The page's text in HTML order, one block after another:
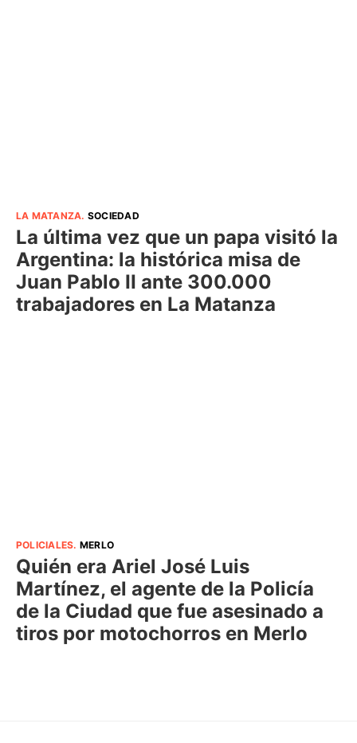
LA MATANZA. SOCIEDAD
La última vez que un papa visitó la
Argentina: la histórica misa de
Juan Pablo II ante 300.000
trabajadores en La Matanza
POLICIALES. MERLO
Quién era Ariel José Luis
Martínez, el agente de la Policía
de la Ciudad que fue asesinado a
tiros por motochorros en Merlo